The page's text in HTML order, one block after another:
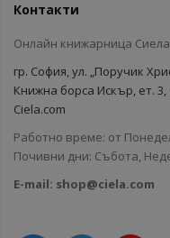
Контакти
Онлайн книжарница
гр. София, ул. „Поручик
Книжна борса Искър, ет.
Ciela.com
Работно време: от
Почивни дни: Събота,
E-mail: shop@ciela.com